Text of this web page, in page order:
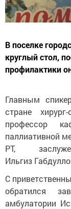
В поселке
круглый стол,
профилактики
Главным
стране
профессор
паллиативной
РТ,
Ильгиз
С
обратился
амбулатории